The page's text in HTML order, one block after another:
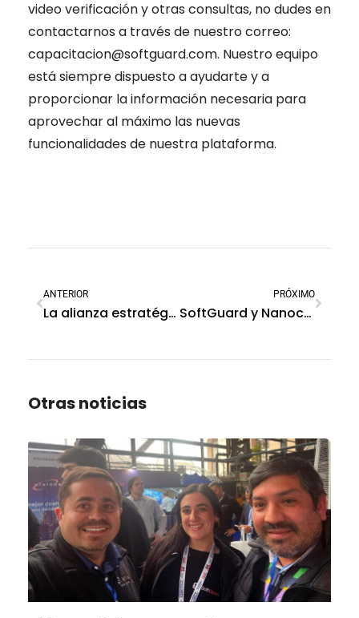
video verificación y otras consultas, no dudes en
contactarnos a través de nuestro correo:
capacitacion@softguard.com. Nuestro equipo
está siempre dispuesto a ayudarte y a
proporcionar la información necesaria para
aprovechar al máximo las nuevas
funcionalidades de nuestra plataforma.
ANTERIOR
La alianza estratégica que cambiará la seguridad en las urbanizaciones privadas
PRÓXIMO
SoftGuard y Nanocomm: una alianza estratégica para innovar en seguridad
Otras noticias